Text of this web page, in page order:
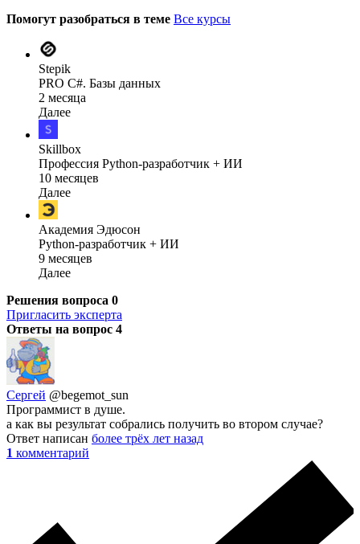
Помогут разобраться в теме Все курсы
Stepik
PRO C#. Базы данных
2 месяца
Далее
Skillbox
Профессия Python-разработчик + ИИ
10 месяцев
Далее
Академия Эдюсон
Python-разработчик + ИИ
9 месяцев
Далее
Решения вопроса 0
Пригласить эксперта
Ответы на вопрос 4
Сергей @begemot_sun
Программист в душе.
а как вы результат собрались получить во втором случае?
Ответ написан более трёх лет назад
1 комментарий